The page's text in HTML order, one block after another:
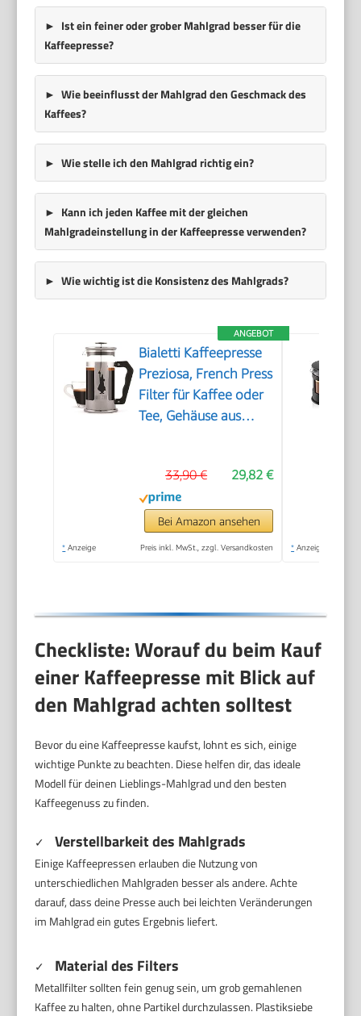
Ist ein feiner oder grober Mahlgrad besser für die
Kaffeepresse?
Wie beeinflusst der Mahlgrad den Geschmack des
Kaffees?
Wie stelle ich den Mahlgrad richtig ein?
Kann ich jeden Kaffee mit der gleichen
Mahlgradeinstellung in der Kaffeepresse verwenden?
Wie wichtig ist die Konsistenz des Mahlgrads?
ANGEBOT
Bialetti Kaffeepresse
Preziosa, French Press
Filter für Kaffee oder
Tee, Gehäuse aus
Borosilikatglas,
spülmaschinenfest, 1
Liter, 8 Tassen, Silber
29,82 €
33,90 €
Bei Amazon ansehen
* Anzeige Preis inkl. MwSt., zzgl. Versandkosten * Anzeige
Checkliste: Worauf du beim Kauf
einer Kaffeepresse mit Blick auf
den Mahlgrad achten solltest
Bevor du eine Kaffeepresse kaufst, lohnt es sich, einige
wichtige Punkte zu beachten. Diese helfen dir, das ideale
Modell für deinen Lieblings-Mahlgrad und den besten
Kaffeegenuss zu finden.
✓ Verstellbarkeit des Mahlgrads
Einige Kaffeepressen erlauben die Nutzung von
unterschiedlichen Mahlgraden besser als andere. Achte
darauf, dass deine Presse auch bei leichten Veränderungen
im Mahlgrad ein gutes Ergebnis liefert.
✓ Material des Filters
Metallfilter sollten fein genug sein, um grob gemahlenen
Kaffee zu halten, ohne Partikel durchzulassen. Plastiksiebe